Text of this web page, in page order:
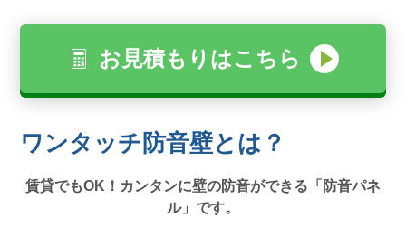
お見積もりはこちら
ワンタッチ防音壁とは？
賃貸でもOK！カンタンに壁の防音ができる「防音パネ
ル」です。